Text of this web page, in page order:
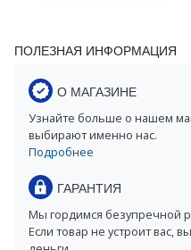
ПОЛЕЗНАЯ ИНФОРМАЦИЯ
О МАГАЗИНЕ
Узнайте больше о нашем
выбирают именно нас.
Подробнее
ГАРАНТИЯ
Мы гордимся безупречной
Если товар не устроит вас,